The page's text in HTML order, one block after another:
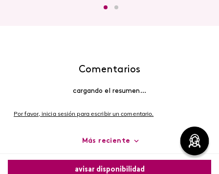
avisar disponibilidad
Comentarios
cargando el resumen…
Por favor, inicia sesión para escribir un comentario.
Más reciente
Cargando comentarios…